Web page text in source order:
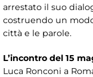
arrestato il suo
costruendo un
città e le parole.
L’incontro del 15
Luca Ronconi a